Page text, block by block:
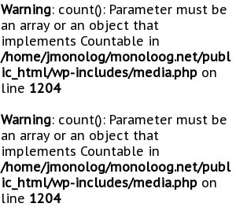
Warning: count(): Parameter must be
an array or an object that
implements Countable in
/home/jmonolog/monoloog.net/publ
ic_html/wp-includes/media.php on
line 1204
Warning: count(): Parameter must be
an array or an object that
implements Countable in
/home/jmonolog/monoloog.net/publ
ic_html/wp-includes/media.php on
line 1204